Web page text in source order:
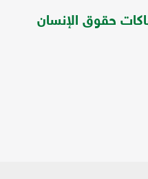
حقوق الإنسان